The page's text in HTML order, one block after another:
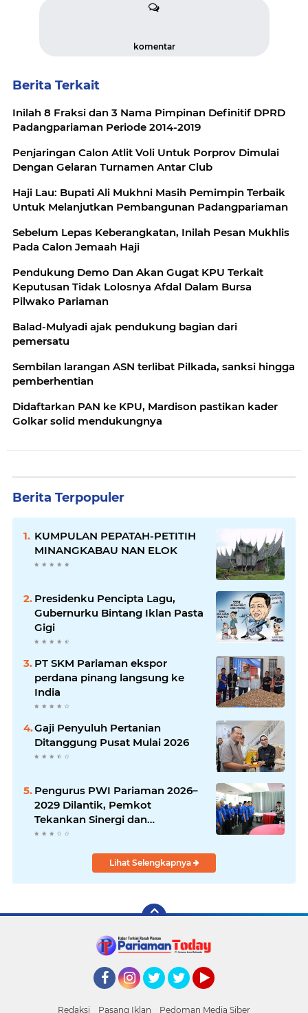
komentar
Berita Terkait
Inilah 8 Fraksi dan 3 Nama Pimpinan Definitif DPRD
Padangpariaman Periode 2014-2019
Penjaringan Calon Atlit Voli Untuk Porprov Dimulai
Dengan Gelaran Turnamen Antar Club
Haji Lau: Bupati Ali Mukhni Masih Pemimpin Terbaik
Untuk Melanjutkan Pembangunan Padangpariaman
Sebelum Lepas Keberangkatan, Inilah Pesan Mukhlis
Pada Calon Jemaah Haji
Pendukung Demo Dan Akan Gugat KPU Terkait
Keputusan Tidak Lolosnya Afdal Dalam Bursa
Pilwako Pariaman
Balad-Mulyadi ajak pendukung bagian dari
pemersatu
Sembilan larangan ASN terlibat Pilkada, sanksi hingga
pemberhentian
Didaftarkan PAN ke KPU, Mardison pastikan kader
Golkar solid mendukungnya
Berita Terpopuler
KUMPULAN PEPATAH-PETITIH
MINANGKABAU NAN ELOK
Presidenku Pencipta Lagu,
Gubernurku Bintang Iklan Pasta
Gigi
PT SKM Pariaman ekspor
perdana pinang langsung ke
India
Gaji Penyuluh Pertanian
Ditanggung Pusat Mulai 2026
Pengurus PWI Pariaman 2026–
2029 Dilantik, Pemkot
Tekankan Sinergi dan
Profesionalisme Pers
Lihat Selengkapnya
Redaksi Pasang Iklan Pedoman Media Siber